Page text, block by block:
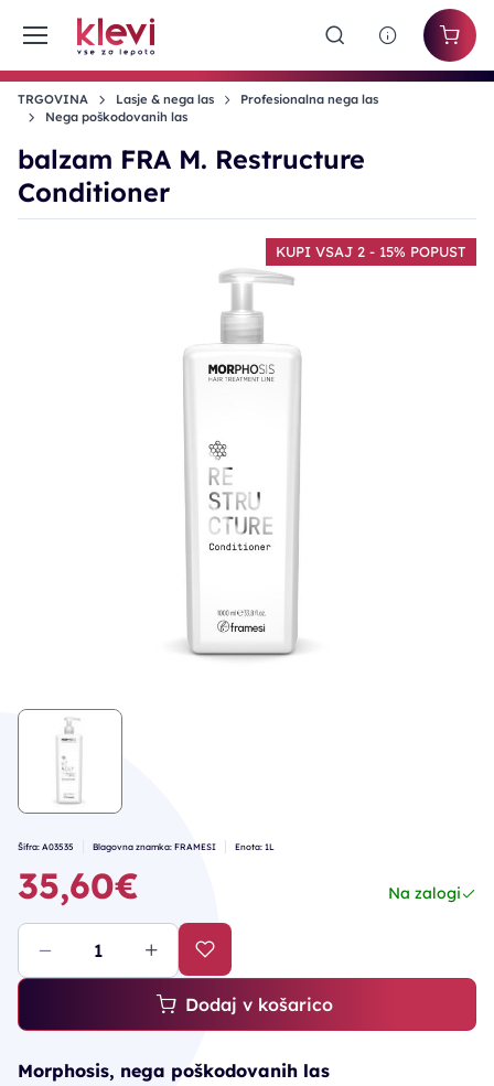
TRGOVINA Lasje & nega las
Profesionalna nega las
Nega poškodovanih las
balzam FRA M. Restructure
Conditioner
KUPI VSAJ 2 - 15% POPUST
Šifra: A03535 Blagovna znamka: FRAMESI Enota: 1L
35,60€ Na zalogi
Dodaj v košarico
Morphosis, nega poškodovanih las